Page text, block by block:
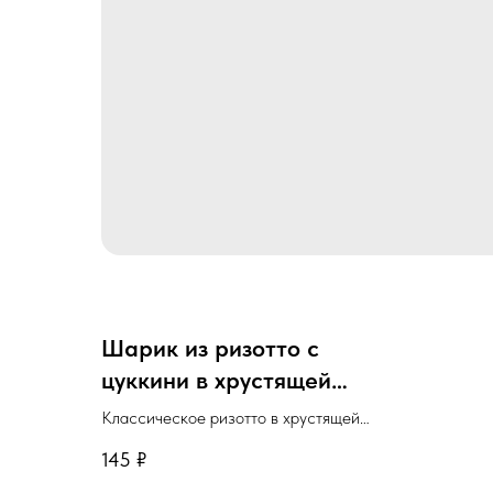
Шарик из ризотто с
цуккини в хрустящей
панировке
Классическое ризотто в хрустящей
145 ₽